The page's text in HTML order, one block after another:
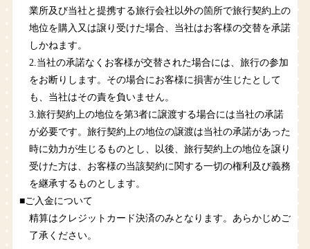
業所及び当社と提携する旅行会社以外の箇所で旅行契約上の
地位を購入又は譲り受けた場合、当社はお客様の交替を承諾
しかねます。
2.当社の承諾なくお客様が交替された場合には、旅行の参加
をお断りします。その場合にお客様に損害が生じたとして
も、当社はその責を負いません。
3.旅行契約上の地位を第3者に譲渡する場合には当社の承諾
が必要です。旅行契約上の地位の譲渡は当社の承諾があった
時に効力が生じるものとし、以後、旅行契約上の地位を譲り
受けた方は、お客様の当該契約に関する一切の権利及び義務
を継承するものとします。
■ご入金について
精算はクレジットカード決済のみとなります。あらかじめご
了承ください。